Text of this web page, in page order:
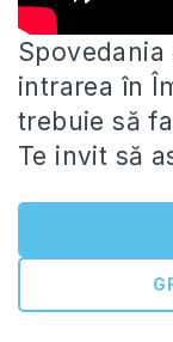
intrarea în
trebuie să
Te invit să